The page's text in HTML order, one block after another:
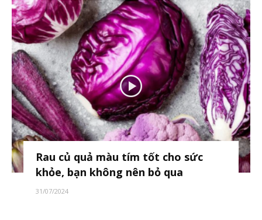
Rau củ quả màu tím tốt cho sức
khỏe, bạn không nên bỏ qua
31/07/2024